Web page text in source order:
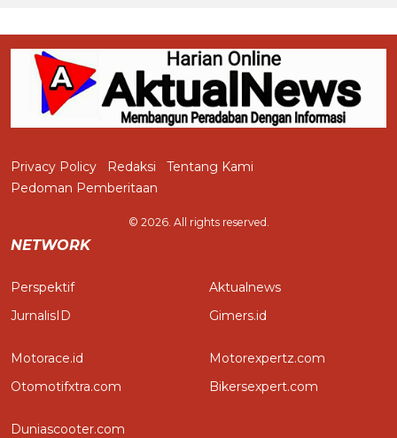
Privacy Policy Redaksi
Tentang Kami
Pedoman Pemberitaan
© 2026. All rights reserved.
NETWORK
Perspektif
JurnalisID
Aktualnews
Gimers.id
Motorace.id
Otomotifxtra.com
Motorexpertz.com
Bikersexpert.com
Duniascooter.com